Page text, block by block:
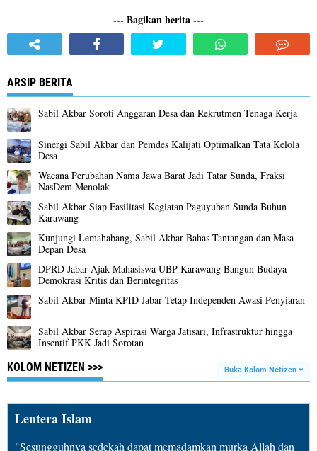
--- Bagikan berita ---
ARSIP BERITA
Sabil Akbar Soroti Anggaran Desa dan Rekrutmen Tenaga Kerja
Sinergi Sabil Akbar dan Pemdes Kalijati Optimalkan Tata Kelola
Desa
Wacana Perubahan Nama Jawa Barat Jadi Tatar Sunda, Fraksi
NasDem Menolak
Sabil Akbar Siap Fasilitasi Kegiatan Paguyuban Sunda Buhun
Karawang
Kunjungi Lemahabang, Sabil Akbar Bahas Tantangan dan Masa
Depan Desa
DPRD Jabar Ajak Mahasiswa UBP Karawang Bangun Budaya
Demokrasi Kritis dan Berintegritas
Sabil Akbar Minta KPID Jabar Tetap Independen Awasi Penyiaran
Sabil Akbar Serap Aspirasi Warga Jatisari, Infrastruktur hingga
Insentif PKK Jadi Sorotan
KOLOM NETIZEN >>>
Buka Kolom Netizen
Lentera Islam
"Sesungguhnya sedekah dapat memadamkan murka Allah dan